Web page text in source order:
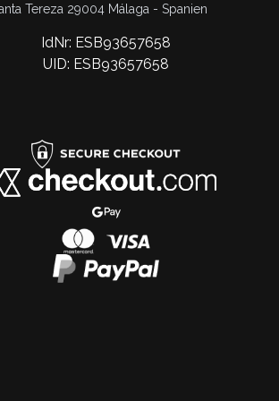
Tereza 29004 Málaga - Spanien
IdNr: ESB93657658
UID: ESB93657658